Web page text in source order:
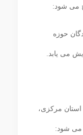
می ‏شود:
حوزه
می ‏یابد.
استان مرکزی،
می‏ شود: